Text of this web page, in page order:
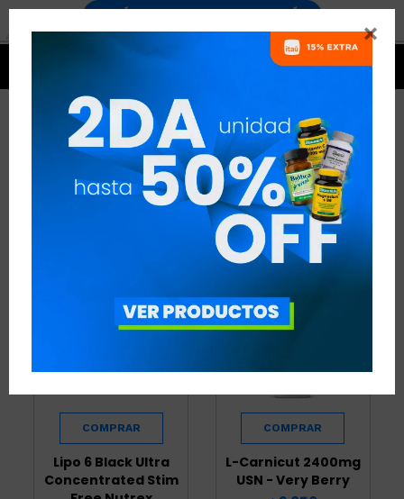

QUEMADORES
RECOMENDADOS
Lipo 6 Black Ultra
Concentrated Stim
L-Carnicut 2400mg
USN - Very Berry